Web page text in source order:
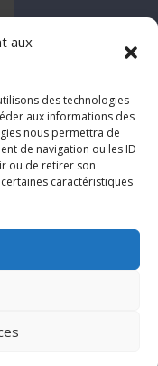
aux
des technologies
aux informations des
nous permettra de
de navigation ou les ID
ou de retirer son
caractéristiques